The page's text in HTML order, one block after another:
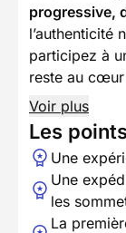
progressive,
l’authenticité
participez à
reste au cœur
Voir plus
Les
Une
Une
les
La